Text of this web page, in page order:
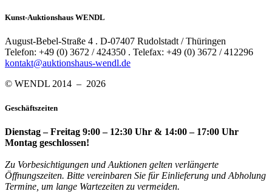
Kunst-Auktionshaus WENDL
August-Bebel-Straße 4 . D-07407 Rudolstadt / Thüringen
Telefon: +49 (0) 3672 / 424350 . Telefax: +49 (0) 3672 / 412296
kontakt@auktionshaus-wendl.de
© WENDL 2014 – 2026
Geschäftszeiten
Dienstag – Freitag 9:00 – 12:30 Uhr & 14:00 – 17:00 Uhr
Montag geschlossen!
Zu Vorbesichtigungen und Auktionen gelten verlängerte
Öffnungszeiten. Bitte vereinbaren Sie für Einlieferung und Abholung
Termine, um lange Wartezeiten zu vermeiden.